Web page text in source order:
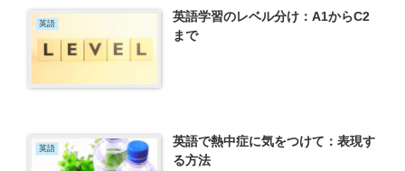
英語
英語学習のレベル分け：A1からC2
まで
英語
英語で熱中症に気をつけて：表現す
る方法